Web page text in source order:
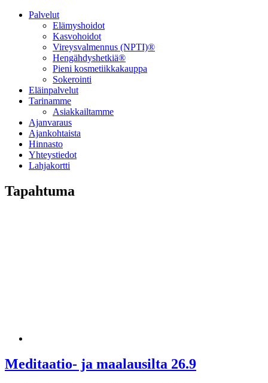
Palvelut
Elämyshoidot
Kasvohoidot
Vireysvalmennus (NPTI)®
Hengähdyshetkiä®
Pieni kosmetiikkakauppa
Sokerointi
Eläinpalvelut
Tarinamme
Asiakkailtamme
Ajanvaraus
Ajankohtaista
Hinnasto
Yhteystiedot
Lahjakortti
Tapahtuma
Meditaatio- ja maalausilta 26.9